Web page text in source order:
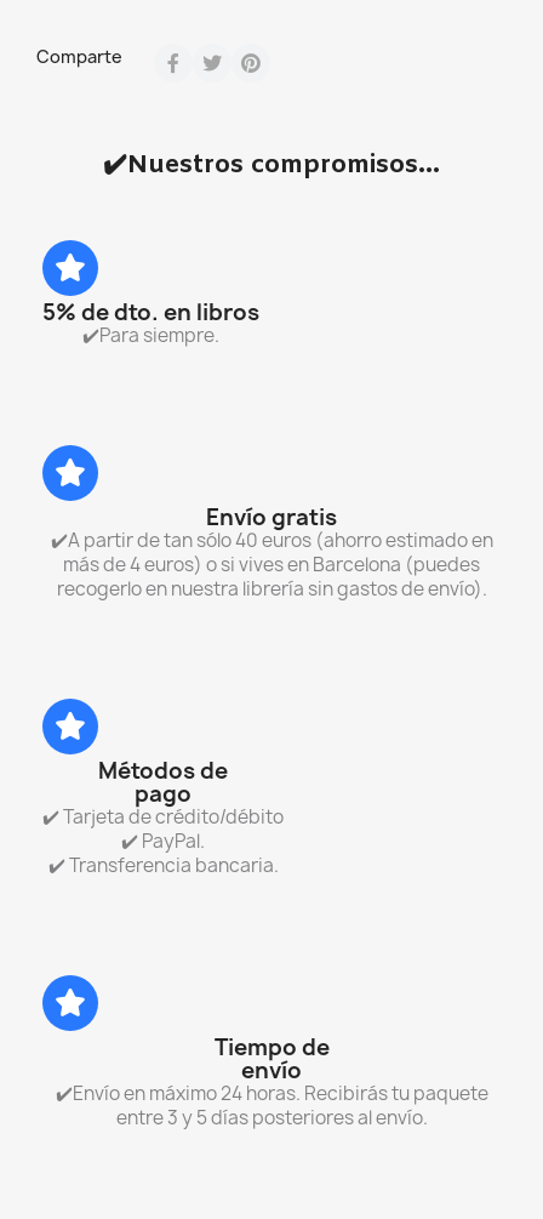
Comparte
✔️Nuestros compromisos...
5% de dto. en libros
✔️Para siempre.
Envío gratis
✔️A partir de tan sólo 40 euros (ahorro estimado en
más de 4 euros) o si vives en Barcelona (puedes
recogerlo en nuestra librería sin gastos de envío).
Métodos de
pago
✔️ Tarjeta de crédito/débito
✔️ PayPal.
✔️ Transferencia bancaria.
Tiempo de
envío
✔️Envío en máximo 24 horas. Recibirás tu paquete
entre 3 y 5 días posteriores al envío.